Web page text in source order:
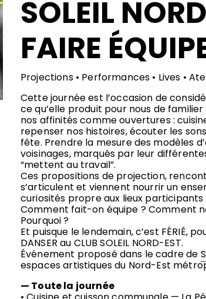
SOLEIL
FAIRE
Projections • Performances • Lives •
Cette journée est l’occasion de
ce qu’elle produit pour nous de
nos affinités comme ouvertures :
repenser nos histoires, écouter les
fête. Prendre la mesure des modèles
voisinages, marqués par leur
“mettent au travail”.
Ces propositions de projection,
s’articulent et viennent nourrir un
curiosités propre aux lieux participants
Comment fait-on équipe ? Comment
Pourquoi ?
Et puisque le lendemain, c’est FÉRIÉ,
DANSER au CLUB SOLEIL NORD-EST.
Événement proposé dans le cadre de
espaces artistiques du Nord-Est
— Toute la journée